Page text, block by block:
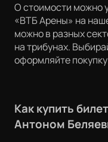
О стоимости можно
«ВТБ Арены» на
можно в разных
на трибунах.
оформляйте
Как купить
Антоном